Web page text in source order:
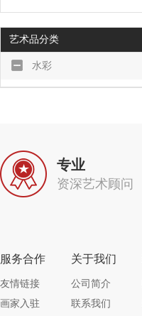
艺术品分类
水彩
专业
资深艺术顾问
服务合作
友情链接
画家入驻
关于我们
公司简介
联系我们